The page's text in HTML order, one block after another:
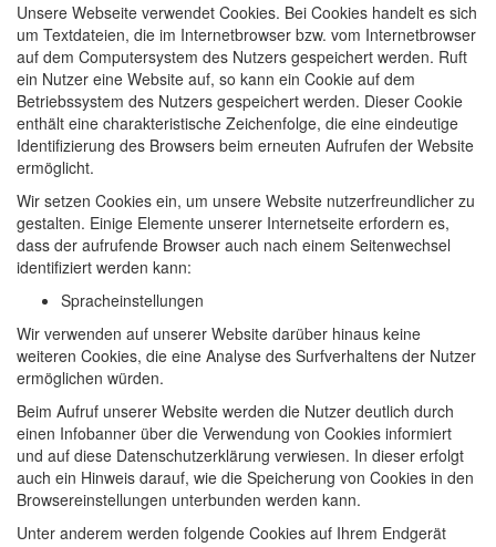
Unsere Webseite verwendet Cookies. Bei Cookies handelt es sich
um Textdateien, die im Internetbrowser bzw. vom Internetbrowser
auf dem Computersystem des Nutzers gespeichert werden. Ruft
ein Nutzer eine Website auf, so kann ein Cookie auf dem
Betriebssystem des Nutzers gespeichert werden. Dieser Cookie
enthält eine charakteristische Zeichenfolge, die eine eindeutige
Identifizierung des Browsers beim erneuten Aufrufen der Website
ermöglicht.
Wir setzen Cookies ein, um unsere Website nutzerfreundlicher zu
gestalten. Einige Elemente unserer Internetseite erfordern es,
dass der aufrufende Browser auch nach einem Seitenwechsel
identifiziert werden kann:
Spracheinstellungen
Wir verwenden auf unserer Website darüber hinaus keine
weiteren Cookies, die eine Analyse des Surfverhaltens der Nutzer
ermöglichen würden.
Beim Aufruf unserer Website werden die Nutzer deutlich durch
einen Infobanner über die Verwendung von Cookies informiert
und auf diese Datenschutzerklärung verwiesen. In dieser erfolgt
auch ein Hinweis darauf, wie die Speicherung von Cookies in den
Browsereinstellungen unterbunden werden kann.
Unter anderem werden folgende Cookies auf Ihrem Endgerät